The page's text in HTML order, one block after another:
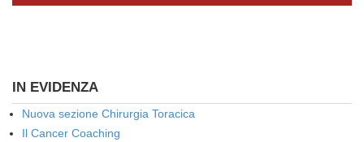
IN EVIDENZA
Nuova sezione Chirurgia Toracica
Il Cancer Coaching